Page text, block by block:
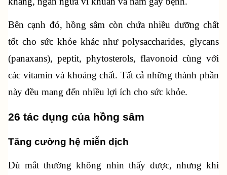
Bên cạnh đó, hồng sâm còn chứa nhiều dưỡng chất
tốt cho sức khỏe khác như polysaccharides, glycans
(panaxans), peptit, phytosterols, flavonoid cùng với
các vitamin và khoáng chất. Tất cả những thành phần
này đều mang đến nhiều lợi ích cho sức khỏe.
26 tác dụng của hồng sâm
Tăng cường hệ miễn dịch
Dù mắt thường không nhìn thấy được, nhưng khi